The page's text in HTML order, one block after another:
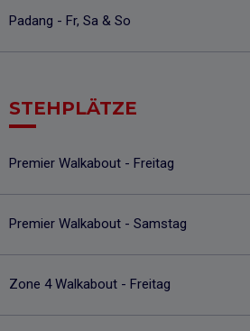
Padang - Fr, Sa & So
STEHPLÄTZE
Premier Walkabout - Freitag
Premier Walkabout - Samstag
Zone 4 Walkabout - Freitag